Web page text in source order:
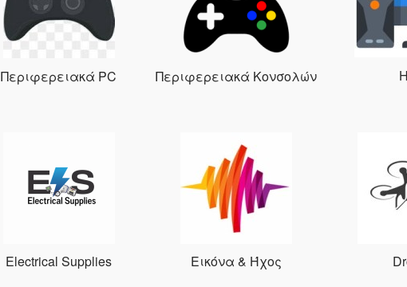
Περιφερειακά PC Περιφερειακά Κονσολών
Electrical Supplies Εικόνα & Ήχος